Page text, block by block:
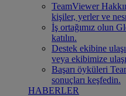
TeamViewer
kişiler, yerler ve
İş ortağımız olun
katılın.
Destek ekibine
veya ekibimize
Başarı öyküleri
sonuçları keşfedin.
HABERLER